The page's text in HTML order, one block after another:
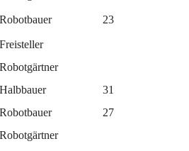
Robotbauer 23
Freisteller
Robotgärtner
Halbbauer
31
Robotbauer
27
Robotgärtner